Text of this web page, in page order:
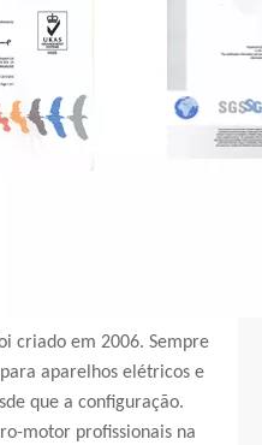
criado em 2006. Sempre
aparelhos elétricos e
que a configuração.
motor profissionais na